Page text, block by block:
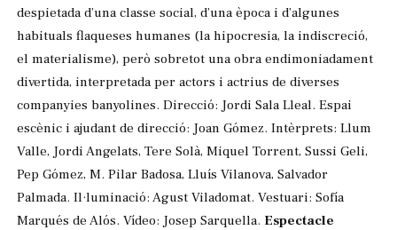
despietada d’una classe social, d’una època i d’algunes
habituals flaqueses humanes (la hipocresia, la indiscreció,
el materialisme), però sobretot una obra endimoniadament
divertida, interpretada per actors i actrius de diverses
companyies banyolines. Direcció: Jordi Sala Lleal. Espai
escènic i ajudant de direcció: Joan Gómez. Intèrprets: Llum
Valle, Jordi Angelats, Tere Solà, Miquel Torrent, Sussi Geli,
Pep Gómez, M. Pilar Badosa, Lluís Vilanova, Salvador
Palmada. Il·luminació: Agust Viladomat. Vestuari: Sofía
Marqués de Alós. Vídeo: Josep Sarquella. Espectacle